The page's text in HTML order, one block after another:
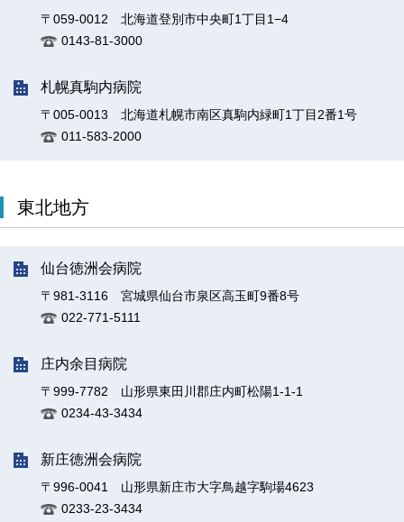
〒059-0012 北海道登別市中央町1丁目1−4
0143-81-3000
札幌真駒内病院
〒005-0013 北海道札幌市南区真駒内緑町1丁目2番1号
011-583-2000
東北地方
仙台徳洲会病院
〒981-3116 宮城県仙台市泉区高玉町9番8号
022-771-5111
庄内余目病院
〒999-7782 山形県東田川郡庄内町松陽1-1-1
0234-43-3434
新庄徳洲会病院
〒996-0041 山形県新庄市大字鳥越字駒場4623
0233-23-3434